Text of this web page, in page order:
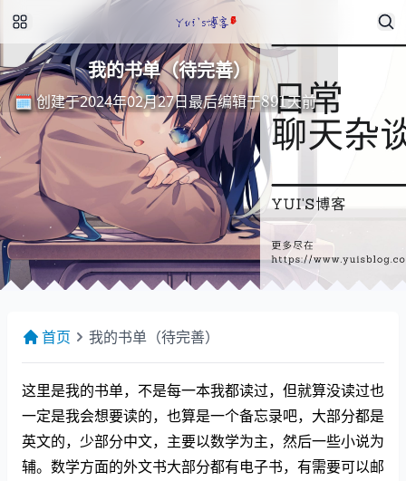
我的书单（待完善）
🗓️ 创建于2024年02月27日 最 后 编 辑 于 天 前
最后编辑 于891
天前
首页 我的书单（待完善）
这里是我的书单，不是每一本我都读过，但就算没读过也
一定是我会想要读的，也算是一个备忘录吧，大部分都是
英文的，少部分中文，主要以数学为主，然后一些小说为
辅。数学方面的外文书大部分都有电子书，有需要可以邮